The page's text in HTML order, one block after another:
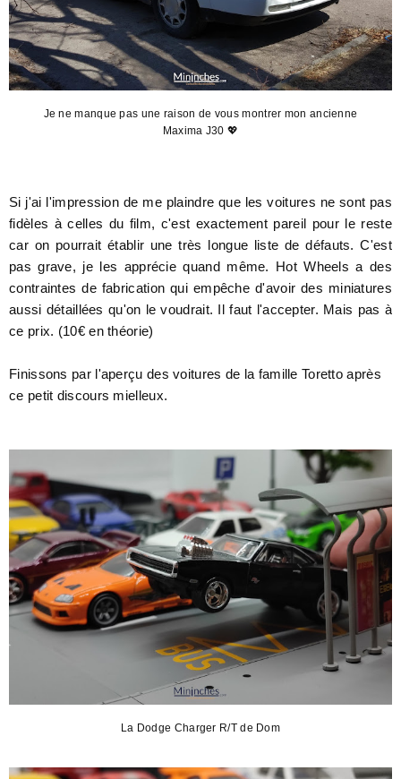
Je ne manque pas une raison de vous montrer mon ancienne
Maxima J30 💖
Si j'ai l'impression de me plaindre que les voitures ne sont pas
fidèles à celles du film, c'est exactement pareil pour le reste
car on pourrait établir une très longue liste de défauts. C'est
pas grave, je les apprécie quand même. Hot Wheels a des
contraintes de fabrication qui empêche d'avoir des miniatures
aussi détaillées qu'on le voudrait. Il faut l'accepter. Mais pas à
ce prix. (10€ en théorie)
Finissons par l'aperçu des voitures de la famille Toretto après
ce petit discours mielleux.
La Dodge Charger R/T de Dom